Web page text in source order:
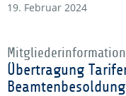
19. Februar 2024
Mitgliederinformation
Übertragung
Beamtenbesoldung